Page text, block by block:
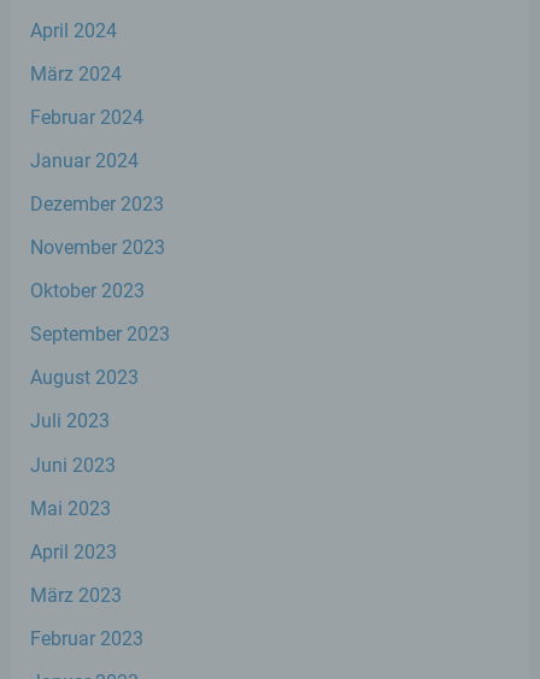
April 2024
März 2024
Februar 2024
Januar 2024
Dezember 2023
November 2023
Oktober 2023
September 2023
August 2023
Juli 2023
Juni 2023
Mai 2023
April 2023
März 2023
Februar 2023
Cookies. Viele Cookies enthalten eine sogenannte
Kennung des Cookies. Sie besteht aus einer
Server dem konkreten Internetbrowser zugeordnet
werden können, in dem das Cookie gespeichert
wurde. Dies ermöglicht es den besuchten
Internetseiten und Servern, den individuellen
Internetbrowsern, die andere Cookies enthalten,
kann über die eindeutige Cookie-ID wiedererkannt
Durch den Einsatz von Cookies kann den Nutzern
bereitstellen, die ohne die Cookie-Setzung nicht
Mittels eines Cookies können die Informationen
des Benutzers optimiert werden. Cookies
Benutzer unserer Internetseite wiederzuerkennen.
Zweck dieser Wiedererkennung ist es, den
Nutzern die Verwendung unserer Internetseite zu